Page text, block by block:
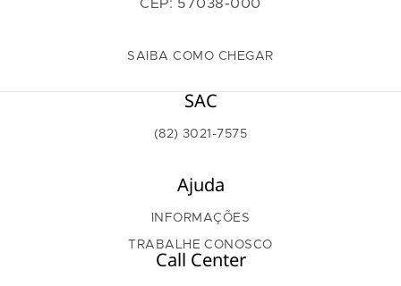
CEP: 57038-000
SAIBA COMO CHEGAR
SAC
(82) 3021-7575
Ajuda
INFORMAÇÕES
TRABALHE CONOSCO
Call Center